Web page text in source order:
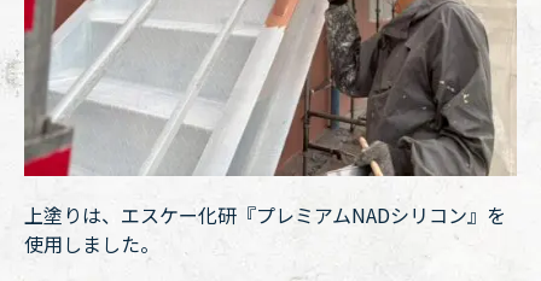
上塗りは、エスケー化研『プレミアムNADシリコン』を
使用しました。